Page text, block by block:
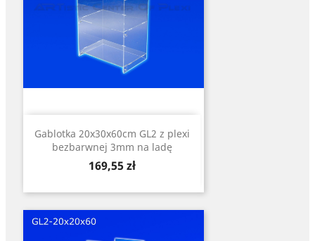
Gablotka 20x30x60cm GL2 z plexi
bezbarwnej 3mm na ladę
Cena
169,55 zł